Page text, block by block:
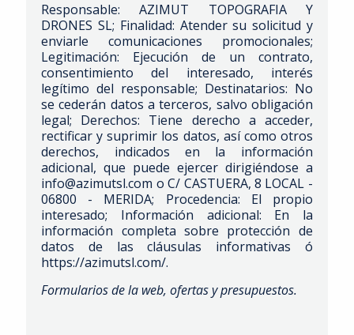
Responsable: AZIMUT TOPOGRAFIA Y
DRONES SL; Finalidad: Atender su solicitud y
enviarle comunicaciones promocionales;
Legitimación: Ejecución de un contrato,
consentimiento del interesado, interés
legítimo del responsable; Destinatarios: No
se cederán datos a terceros, salvo obligación
legal; Derechos: Tiene derecho a acceder,
rectificar y suprimir los datos, así como otros
derechos, indicados en la información
adicional, que puede ejercer dirigiéndose a
info@azimutsl.com o C/ CASTUERA, 8 LOCAL -
06800 - MERIDA; Procedencia: El propio
interesado; Información adicional: En la
información completa sobre protección de
datos de las cláusulas informativas ó
https://azimutsl.com/.
Formularios de la web, ofertas y presupuestos.